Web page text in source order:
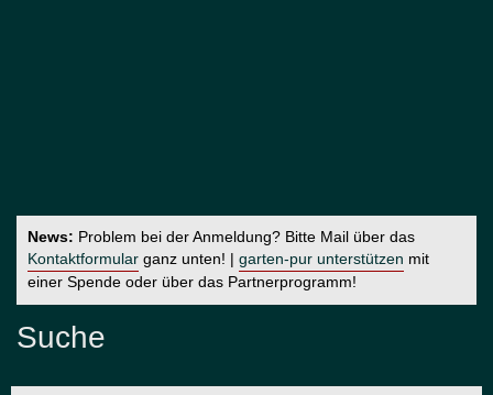
News: Problem bei der Anmeldung? Bitte Mail über das
Kontaktformular ganz unten! | garten-pur unterstützen mit
einer Spende oder über das Partnerprogramm!
Suche